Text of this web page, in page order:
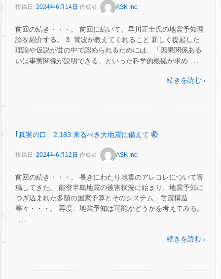
投稿日: 2024年6月14日 作成者: ASK Inc.
前回の続き・・・。 前回に続いて、早川正士氏の地震予知理
論を紹介する。 3. 電波が教えてくれること 新しく提起した
理論や仮説が世の中で認められるためには、「因果関係ある
いは事実関係が説明できる」といった科学的根拠が求め …
続きを読む ›
｢真実の口」2,183 来るべき大地震に備えて ㊻
投稿日: 2024年6月12日 作成者: ASK Inc.
前回の続き・・・。 長きにわたり地震のアレコレについて寄
稿してきた。 能登半島地震の被害状況に始まり、地震予知に
つぎ込まれた多額の国家予算とそのシステム、耐震構造
等々・・・。 再度、地震予知は可能かどうかを考えてみる。
…
続きを読む ›